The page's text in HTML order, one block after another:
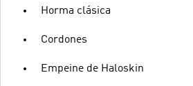
Horma clásica
Cordones
Empeine de Haloskin